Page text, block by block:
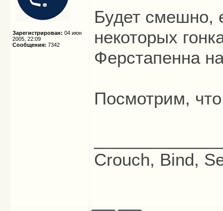
Зарегистрирован: 04 июн
2005, 22:09
Сообщения: 7342
Будет смешно,
некоторых
Ферстапенна
Посмотрим,
Crouch, Bind,